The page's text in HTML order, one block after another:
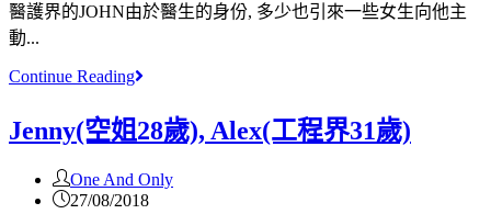
醫護界的JOHN由於醫生的身份, 多少也引來一些女生向他主
動...
Continue Reading
Jenny(空姐28歲), Alex(工程界31歲)
One And Only
27/08/2018